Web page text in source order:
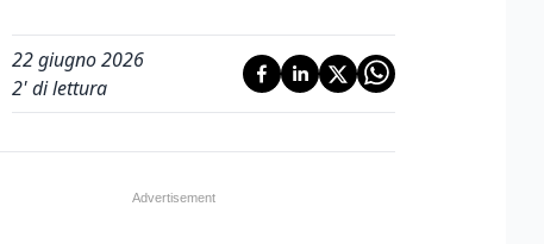
22 giugno 2026
2' di lettura